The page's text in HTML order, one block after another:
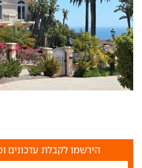
הירשמו לקבלת עדכונים